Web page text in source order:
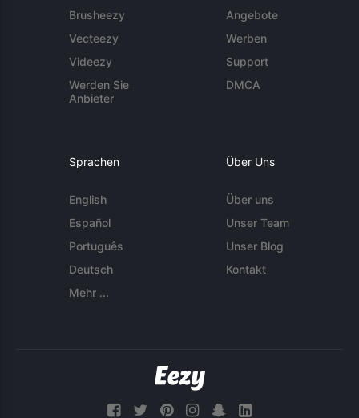
Brusheezy
Vecteezy
Videezy
Werden Sie
Anbieter
Angebote
Werben
Support
DMCA
Sprachen
English
Español
Português
Deutsch
Mehr ...
Über Uns
Über uns
Unser Team
Unser Blog
Kontakt